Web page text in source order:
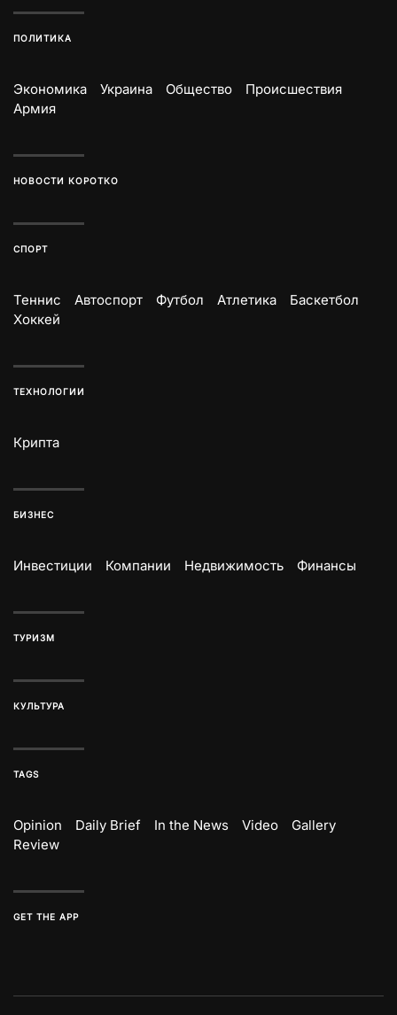
ПОЛИТИКА
Экономика Украина Общество
Происшествия
Армия
НОВОСТИ КОРОТКО
СПОРТ
Теннис Автоспорт Футбол Атлетика
Баскетбол
Хоккей
ТЕХНОЛОГИИ
Крипта
БИЗНЕС
Инвестиции Компании Недвижимость Финансы
ТУРИЗМ
КУЛЬТУРА
TAGS
Opinion Daily Brief In the News Video
Gallery
Review
GET THE APP